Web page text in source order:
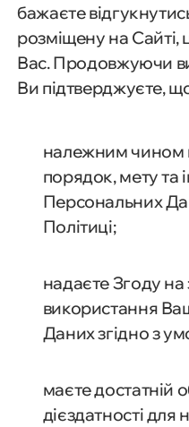
бажаєте
розміщену на Сайті,
Вас. Продовжуючи
Ви підтверджуєте,
належним чином
порядок, мету та
Персональних
Політиці;
надаєте Згоду на
використання
Даних згідно з
маєте достатній
дієздатності